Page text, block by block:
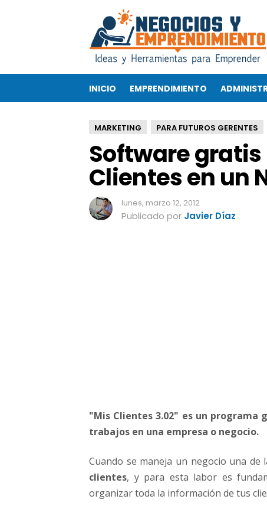
f
r
e
g
r
a
t
i
s
p
a
n
t
s
n
u
INICIO EMPRENDIMIENTO
MARKETING PARA FUTUROS GERENTES
Software
Clientes en un
lunes, marzo 12, 2012
Publicado por Javier Díaz
"Mis Clientes 3.02" es un
trabajos en una empresa o negocio.
Cuando se maneja un negocio una
clientes, y para esta labor es
organizar toda la información de tus